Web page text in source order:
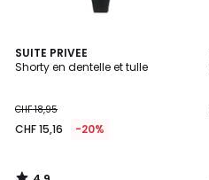
SUITE PRIVEE
Shorty en dentelle et tulle
CHF 18,95
CHF 15,16 -20%
4,9
/ 5